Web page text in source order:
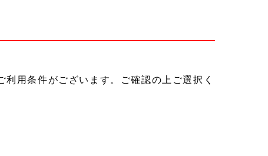
用条件がございます。ご確認の上ご選択く